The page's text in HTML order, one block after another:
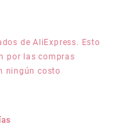
de AliExpress. Esto
por las compras
ningún costo